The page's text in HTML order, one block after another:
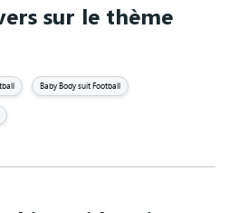
sur le thème
Baby Body suit Football